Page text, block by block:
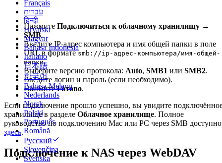
Français
עברית
हिन्दी
Hrvatski
Magyar
Bahasa Indonesia
Italiano
日本語
한국어
Bahasa Melayu
Nederlands
Norsk
Polski
Português
Română
Русский
Slovenčina
Svenska
Нажмите Подключиться к облачному хранилищу →
SMB.
Введите IP-адрес компьютера и имя общей папки в поле
URL в форматеsmb://ip-адрес-компьютера/имя-общей-
папки.
Выберите версию протокола: Auto, SMB1 или SMB2.
Введите логин и пароль (если необходимо).
НажмитеГотово.
Если подключение прошло успешно, вы увидите
хранилище в разделе Облачное хранилище. Полное
руководство по подключению Mac или PC через SMB доступно
здесь.
Подключение к NAS через WebDAV